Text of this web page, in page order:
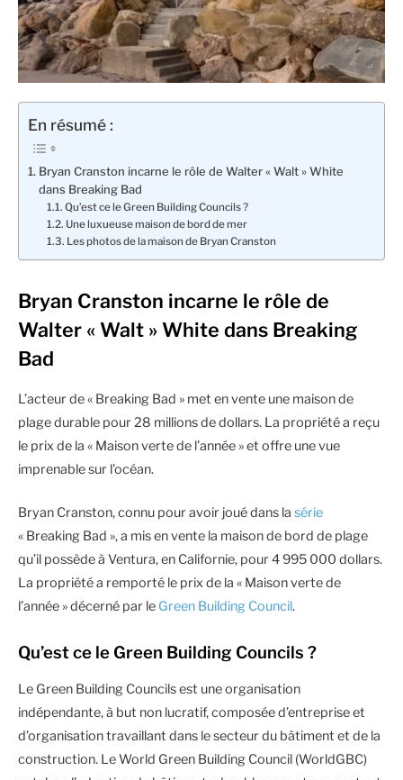
En résumé :
Bryan Cranston incarne le rôle de Walter « Walt » White
dans Breaking Bad
Qu’est ce le Green Building Councils ?
Une luxueuse maison de bord de mer
Les photos de la maison de Bryan Cranston
Bryan Cranston incarne le rôle de
Walter « Walt » White dans Breaking
Bad
L’acteur de « Breaking Bad » met en vente une maison de
plage durable pour 28 millions de dollars. La propriété a reçu
le prix de la « Maison verte de l’année » et offre une vue
imprenable sur l’océan.
Bryan Cranston, connu pour avoir joué dans la série
« Breaking Bad », a mis en vente la maison de bord de plage
qu’il possède à Ventura, en Californie, pour 4 995 000 dollars.
La propriété a remporté le prix de la « Maison verte de
l’année » décerné par le Green Building Council.
Qu’est ce le Green Building Councils ?
Le Green Building Councils est une organisation
indépendante, à but non lucratif, composée d’entreprise et
d’organisation travaillant dans le secteur du bâtiment et de la
construction. Le World Green Building Council (WorldGBC)